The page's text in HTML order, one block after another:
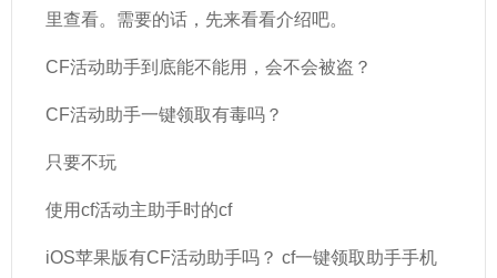
里查看。需要的话，先来看看介绍吧。
CF活动助手到底能不能用，会不会被盗？
CF活动助手一键领取有毒吗？
只要不玩
使用cf活动主助手时的cf
iOS苹果版有CF活动助手吗？ cf一键领取助手手机